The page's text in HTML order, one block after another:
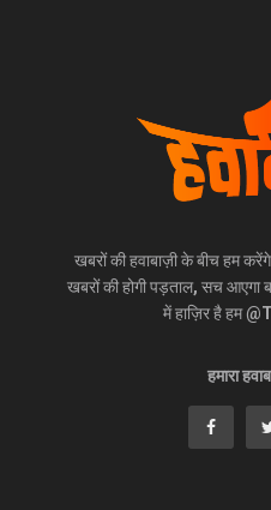
खबरों की हवाबाज़ी के बीच हम
खबरों की होगी पड़ताल, सच
में हाज़िर है हम
हमारा